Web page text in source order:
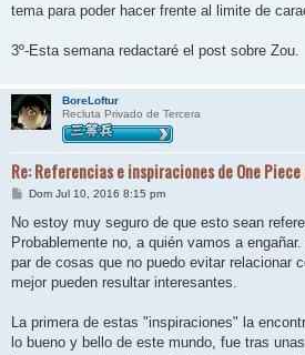
tema para poder hacer frente al limite de
3º-Esta semana redactaré el post sobre Zou.
BoreLoftur
Recluta Privado de Tercera
Re: Referencias e inspiraciones de One
M
n
a
j
Dom Jul 10, 2016 8:15 pm
No estoy muy seguro de que esto sean
Probablemente no, a quién vamos a
par de cosas que no puedo evitar relacionar
mejor pueden resultar interesantes.
La primera de estas "inspiraciones" la
lo bueno y bello de este mundo, fue tras